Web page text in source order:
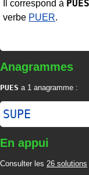
Il correspond à PUES
verbe PUER.
Anagrammes
PUES a 1 anagramme :
SUPE
En appui
Consulter les 26 solutions